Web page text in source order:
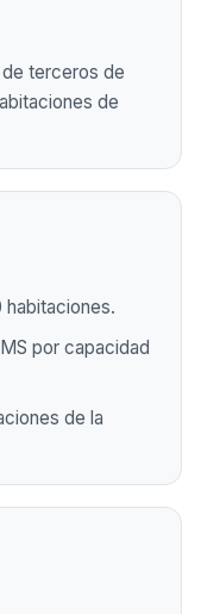
de terceros de
de
habitaciones.
por capacidad
de la